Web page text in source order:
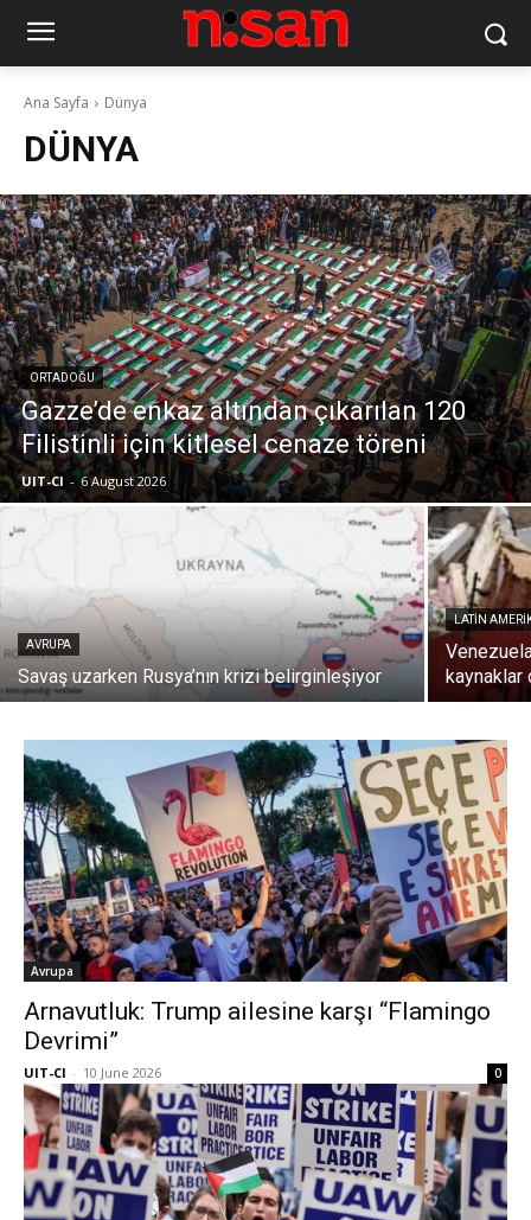
Ana Sayfa Dünya
DÜNYA
ORTADOĞU
Gazze’de enkaz altından çıkarılan 120
Filistinli için kitlesel cenaze töreni
UIT-CI - 6 August 2026
AVRUPA
Savaş uzarken Rusya’nın krizi belirginleşiyor
LATIN
Avrupa
Arnavutluk: Trump ailesine karşı “Flamingo
Devrimi”
UIT-CI - 10 June 2026 0